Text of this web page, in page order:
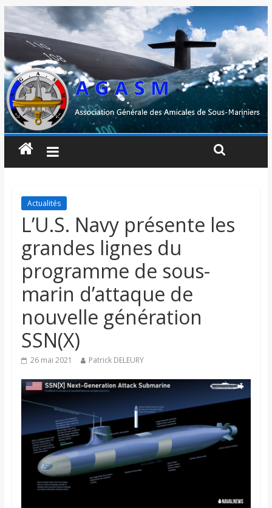
Actualités
L’U.S. Navy présente les
grandes lignes du
programme de sous-
marin d’attaque de
nouvelle génération
SSN(X)
26 mai 2021 Patrick DELEURY